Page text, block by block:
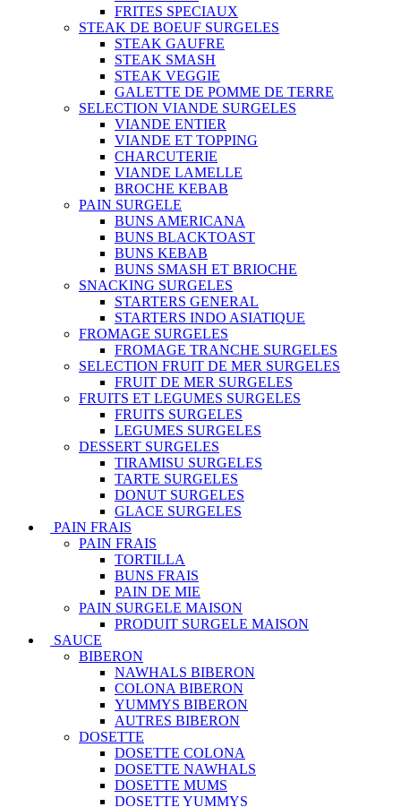
FRITES SPECIAUX
STEAK DE BOEUF SURGELES
STEAK GAUFRE
STEAK SMASH
STEAK VEGGIE
GALETTE DE POMME DE TERRE
SELECTION VIANDE SURGELES
VIANDE ENTIER
VIANDE ET TOPPING
CHARCUTERIE
VIANDE LAMELLE
BROCHE KEBAB
PAIN SURGELE
BUNS AMERICANA
BUNS BLACKTOAST
BUNS KEBAB
BUNS SMASH ET BRIOCHE
SNACKING SURGELES
STARTERS GENERAL
STARTERS INDO ASIATIQUE
FROMAGE SURGELES
FROMAGE TRANCHE SURGELES
SELECTION FRUIT DE MER SURGELES
FRUIT DE MER SURGELES
FRUITS ET LEGUMES SURGELES
FRUITS SURGELES
LEGUMES SURGELES
DESSERT SURGELES
TIRAMISU SURGELES
TARTE SURGELES
DONUT SURGELES
GLACE SURGELES
PAIN FRAIS
PAIN FRAIS
TORTILLA
BUNS FRAIS
PAIN DE MIE
PAIN SURGELE MAISON
PRODUIT SURGELE MAISON
SAUCE
BIBERON
NAWHALS BIBERON
COLONA BIBERON
YUMMYS BIBERON
AUTRES BIBERON
DOSETTE
DOSETTE COLONA
DOSETTE NAWHALS
DOSETTE MUMS
DOSETTE YUMMYS